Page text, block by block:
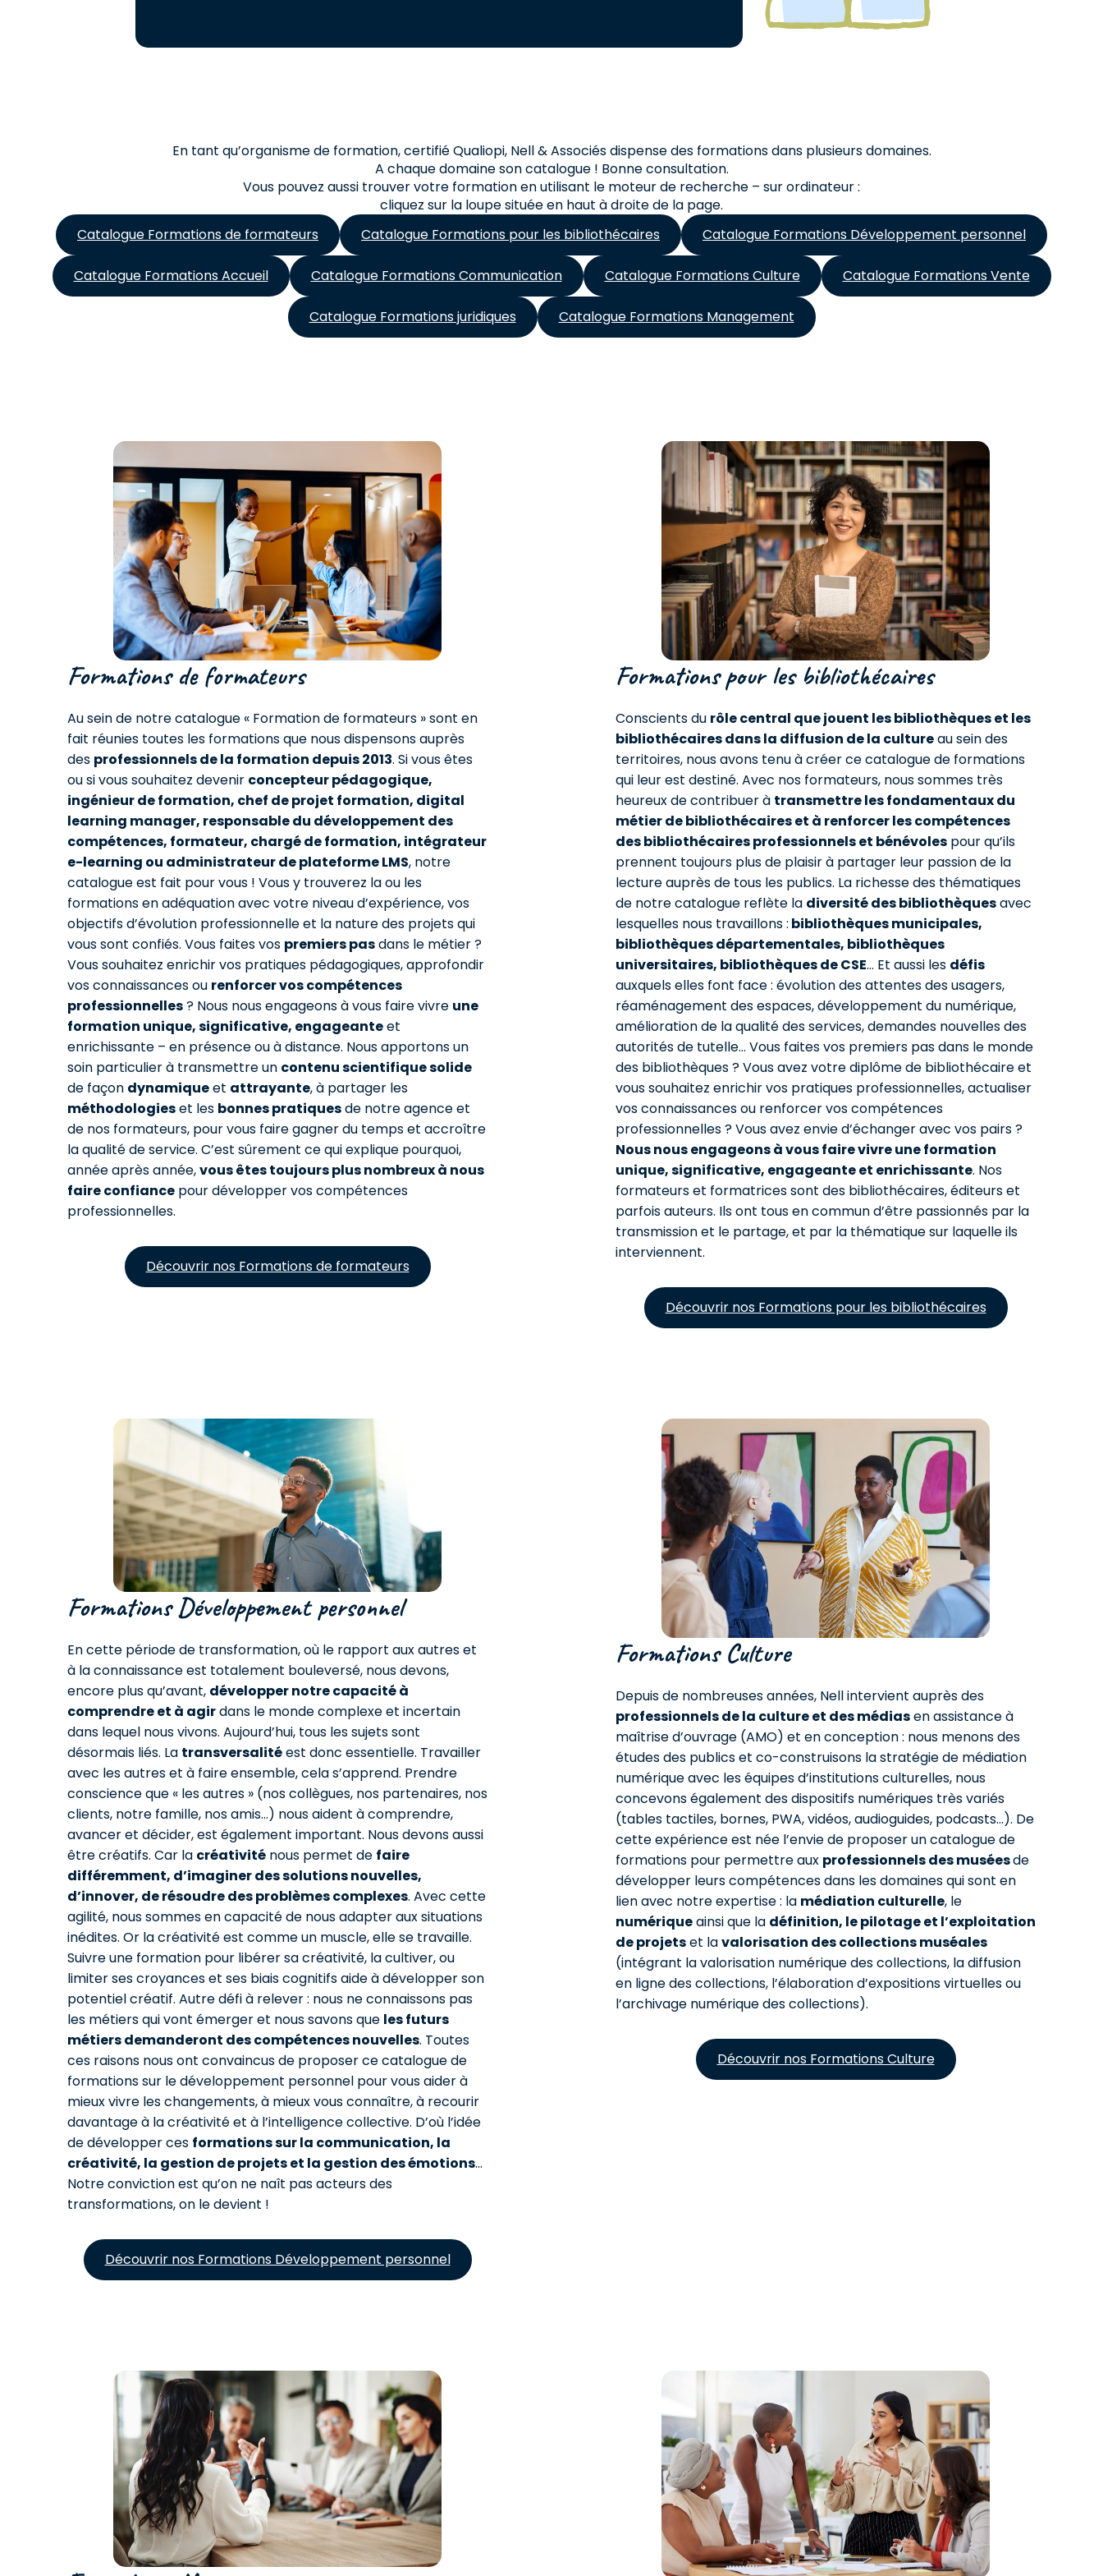
En tant qu’organisme de formation, certifié Qualiopi, Nell & Associés dispense des formations dans plusieurs domaines.
A chaque domaine son catalogue ! Bonne consultation.
Vous pouvez aussi trouver votre formation en utilisant le moteur de recherche – sur ordinateur :
cliquez sur la loupe située en haut à droite de la page.
Catalogue Formations de formateurs
Catalogue Formations pour les bibliothécaires Catalogue Formations Développement personnel
Catalogue Formations Accueil Catalogue Formations Communication Catalogue Formations Culture Catalogue Formations Vente
Catalogue Formations juridiques Catalogue Formations Management
Formations de formateurs
Au sein de notre catalogue « Formation de formateurs » sont en
fait réunies toutes les formations que nous dispensons auprès
des professionnels de la formation depuis 2013. Si vous êtes
ou si vous souhaitez devenir concepteur pédagogique,
ingénieur de formation, chef de projet formation, digital
learning manager, responsable du développement des
compétences, formateur, chargé de formation, intégrateur
e-learning ou administrateur de plateforme LMS, notre
catalogue est fait pour vous ! Vous y trouverez la ou les
formations en adéquation avec votre niveau d’expérience, vos
objectifs d’évolution professionnelle et la nature des projets qui
vous sont confiés. Vous faites vos premiers pasdans le métier ?
Vous souhaitez enrichir vos pratiques pédagogiques, approfondir
vos connaissances ou renforcer vos compétences
professionnelles? Nous nous engageons à vous faire vivre une
formation unique, significative, engageanteet
enrichissante – en présence ou à distance. Nous apportons un
soin particulier à transmettre un contenu scientifique solide
de façon dynamiqueet attrayante, à partager les
méthodologieset les bonnes pratiquesde notre agence et
de nos formateurs, pour vous faire gagner du temps et accroître
la qualité de service. C’est sûrement ce qui explique pourquoi,
année après année,vous êtes toujours plus nombreux à nous
faire confiance pour développer vos compétences
professionnelles.
Découvrir nos Formations de formateurs
Formations pour les bibliothécaires
Conscients du rôle central que jouent les bibliothèques et les
bibliothécaires dans la diffusion de la cultureau sein des
territoires, nous avons tenu à créer ce catalogue de formations
qui leur est destiné. Avec nos formateurs, nous sommes très
heureux de contribuer à transmettre les fondamentaux du
métier de bibliothécaires et à renforcer les compétences
des bibliothécaires professionnels et bénévoles pour qu’ils
prennent toujours plus de plaisir à partager leur passion de la
lecture auprès de tous les publics. La richesse des thématiques
de notre catalogue reflète la diversité des bibliothèquesavec
lesquelles nous travaillons : bibliothèques municipales,
bibliothèques départementales, bibliothèques
universitaires, bibliothèques de CSE… Et aussi les défis
auxquels elles font face : évolution des attentes des usagers,
réaménagement des espaces, développement du numérique,
amélioration de la qualité des services, demandes nouvelles des
autorités de tutelle… Vous faites vos premiers pas dans le monde
des bibliothèques ? Vous avez votre diplôme de bibliothécaire et
vous souhaitez enrichir vos pratiques professionnelles, actualiser
vos connaissances ou renforcer vos compétences
professionnelles ? Vous avez envie d’échanger avec vos pairs ?
Nous nous engageons à vous faire vivre une formation
unique, significative, engageante et enrichissante. Nos
formateurs et formatrices sont des bibliothécaires, éditeurs et
parfois auteurs. Ils ont tous en commun d’être passionnés par la
transmission et le partage, et par la thématique sur laquelle ils
interviennent.
Découvrir nos Formations pour les bibliothécaires
Formations Développement personnel
En cette période de transformation, où le rapport aux autres et
à la connaissance est totalement bouleversé, nous devons,
encore plus qu’avant, développer notre capacité à
comprendre et à agirdans le monde complexe et incertain
dans lequel nous vivons. Aujourd’hui, tous les sujets sont
désormais liés. La transversalitéest donc essentielle. Travailler
avec les autres et à faire ensemble, cela s’apprend. Prendre
conscience que « les autres » (nos collègues, nos partenaires, nos
clients, notre famille, nos amis…) nous aident à comprendre,
avancer et décider, est également important. Nous devons aussi
être créatifs. Car la créativité nous permet de faire
différemment, d’imaginer des solutions nouvelles,
d’innover, de résoudre des problèmes complexes. Avec cette
agilité, nous sommes en capacité de nous adapter aux situations
inédites. Or la créativité est comme un muscle, elle se travaille.
Suivre une formation pour libérer sa créativité, la cultiver, ou
limiter ses croyances et ses biais cognitifs aide à développer son
potentiel créatif. Autre défi à relever : nous ne connaissons pas
les métiers qui vont émerger et nous savons que les futurs
métiers demanderont des compétences nouvelles. Toutes
ces raisons nous ont convaincus de proposer ce catalogue de
formations sur le développement personnel pour vous aider à
mieux vivre les changements, à mieux vous connaître, à recourir
davantage à la créativité et à l’intelligence collective. D’où l’idée
de développer ces formations sur la communication, la
créativité, la gestion de projets et la gestion des émotions…
Notre conviction est qu’on ne naît pas acteurs des
transformations, on le devient !
Découvrir nos Formations Développement personnel
Formations Culture
Depuis de nombreuses années, Nell intervient auprès des
professionnels de la culture et des médiasen assistance à
maîtrise d’ouvrage (AMO) et en conception : nous menons des
études des publics et co-construisons la stratégie de médiation
numérique avec les équipes d’institutions culturelles, nous
concevons également des dispositifs numériques très variés
(tables tactiles, bornes, PWA, vidéos, audioguides, podcasts…). De
cette expérience est née l’envie de proposer un catalogue de
formations pour permettre aux professionnels des muséesde
développer leurs compétences dans les domaines qui sont en
lien avec notre expertise : la médiation culturelle, le
numériqueainsi que la définition, le pilotage et l’exploitation
de projetset lavalorisation des collections muséales
(intégrant la valorisation numérique des collections, la diffusion
en ligne des collections, l’élaboration d’expositions virtuelles ou
l’archivage numérique des collections).
Découvrir nos Formations Culture